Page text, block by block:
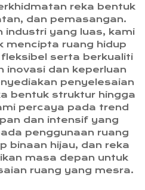
reka bentuk
dan pemasangan.
industri yang luas, kami
mencipta ruang hidup
serta berkualiti
inovasi dan keperluan
penyelesaian
bentuk struktur hingga
percaya pada trend
dan intensif yang
penggunaan ruang
binaan hijau, dan reka
masa depan untuk
ruang yang mesra.